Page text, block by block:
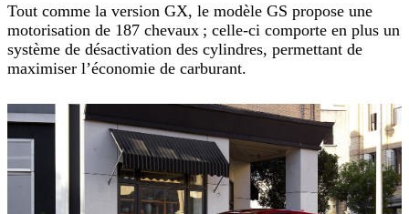
Tout comme la version GX, le modèle GS propose une
motorisation de 187 chevaux ; celle-ci comporte en plus un
système de désactivation des cylindres, permettant de
maximiser l’économie de carburant.